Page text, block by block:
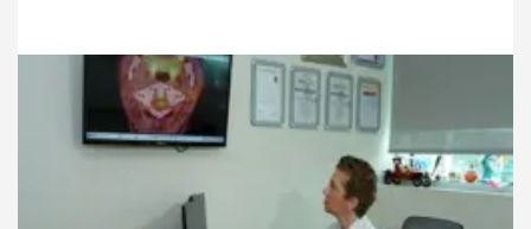
6.04.2026 Gündem